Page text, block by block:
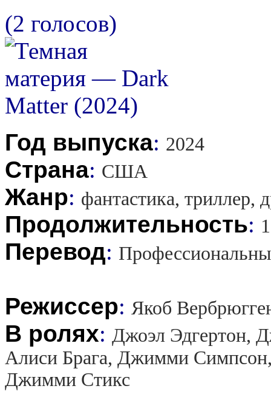
(2 голосов)
Год выпуска: 2024
Страна: США
Жанр: фантастика, триллер,
Продолжительность:
Перевод:
Режиссер: Якоб
В ролях: Джоэл Эдгертон,
Алиси Брага, Джимми
Джимми Стикс